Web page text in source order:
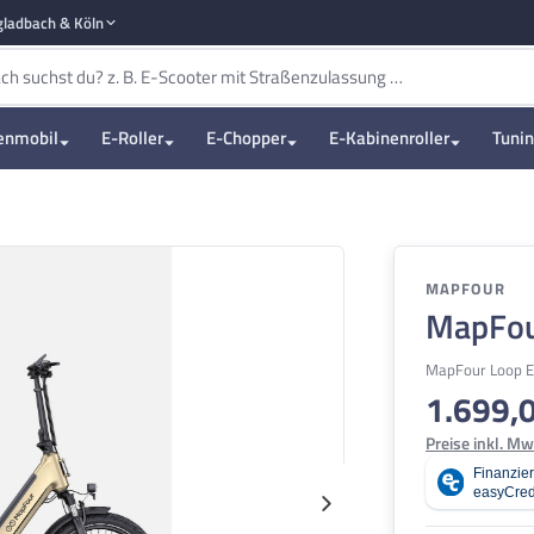
& Köln
E-Roller E-Chopper E-Kabinenroller
MAPFOUR
MapFour Loop
Regulärer
Preise inkl.